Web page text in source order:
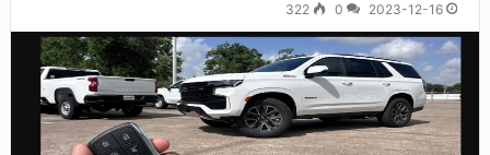
2023-12-16
0
322